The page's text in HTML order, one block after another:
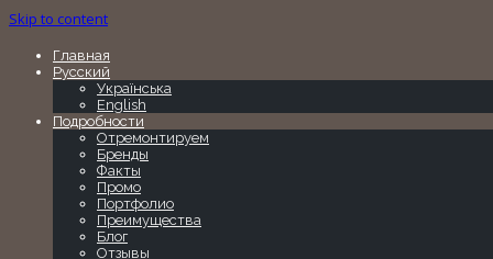
Skip to content
Главная
Русский
Українська
English
Подробности
Отремонтируем
Бренды
Факты
Промо
Портфолио
Преимущества
Блог
Отзывы